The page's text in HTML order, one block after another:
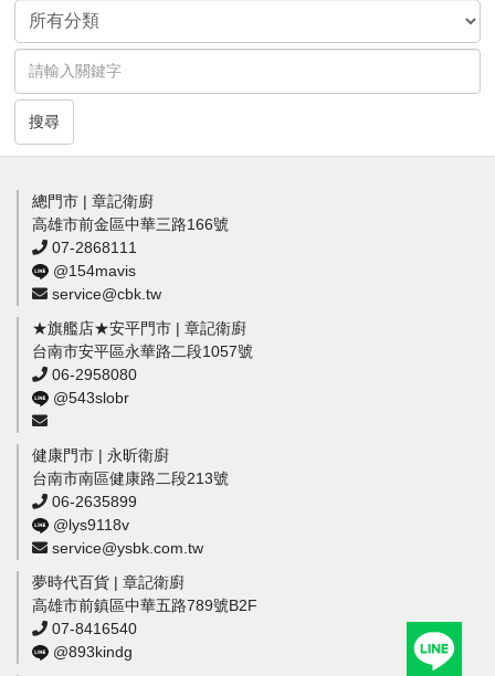
搜尋
總門市 | 章記衛廚
高雄市前金區中華三路166號
07-2868111
@154mavis
service@cbk.tw
★旗艦店★安平門市 | 章記衛廚
台南市安平區永華路二段1057號
06-2958080
@543slobr
健康門市 | 永昕衛廚
台南市南區健康路二段213號
06-2635899
@lys9118v
service@ysbk.com.tw
夢時代百貨 | 章記衛廚
高雄市前鎮區中華五路789號B2F
07-8416540
@893kindg